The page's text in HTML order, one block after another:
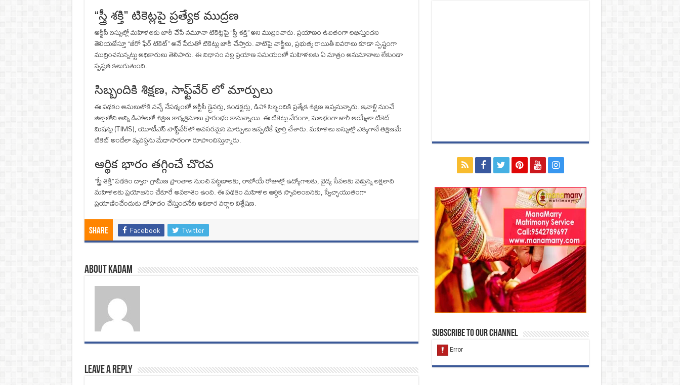
“స్త్రీ శక్తి” టికెట్లపై ప్రత్యేక ముద్రణ
ఆర్టీసీ బస్సుల్లో మహిళలకు జారీ చేసే నమూనా టికెట్లపై “స్త్రీ శక్తి” అని ముద్రించారు. ప్రయాణం ఉచితంగా లభిస్తుందని
తెలియజేస్తూ “జీరో ఫేర్ టికెట్” అనే పేరుతో టికెట్లు జారీ చేస్తారు. వాటిపై చార్జీలు, ప్రభుత్వ రాయితీ వివరాలు కూడా స్పష్టంగా
ముద్రించనున్నట్టు అధికారులు తెలిపారు. ఈ విధానం వల్ల ప్రయాణ సమయంలో మహిళలకు ఏ మాత్రం అనుమానాలు లేకుండా
స్పష్టత కలుగుతుంది.
సిబ్బందికి శిక్షణ, సాఫ్ట్‌వేర్ లో మార్పులు
ఈ పథకం అమలులోకి వచ్చే నేపథ్యంలో ఆర్టీసీ డ్రైవర్లు, కండక్టర్లు, డిపో సిబ్బందికి ప్రత్యేక శిక్షణ ఇవ్వనున్నారు. ఇవాళ్టి నుంచే
జిల్లాలోని అన్ని డిపోలలో శిక్షణ కార్యక్రమాలు ప్రారంభం కానున్నాయి. ఈ టికెట్లు వేగంగా, సులభంగా జారీ అయ్యేలా టికెట్
మిషన్లు (TIMS), యూటీఎస్ సాఫ్ట్‌వేర్‌లో అవసరమైన మార్పులు ఇప్పటికే పూర్తి చేశారు. మహిళలు బస్సుల్లో ఎక్కగానే తక్షణమే
టికెట్ అందేలా వ్యవస్థను మేధాసారంగా రూపొందిస్తున్నారు.
ఆర్థిక భారం తగ్గించే చొరవ
“స్త్రీ శక్తి” పథకం ద్వారా గ్రామీణ ప్రాంతాల నుంచి పట్టణాలకు, రాబోయే రోజుల్లో ఉద్యోగాలకు, వైద్య సేవలకు వెళ్తున్న లక్షలాది
మహిళలకు ప్రయోజనం చేకూరే అవకాశం ఉంది. ఈ పథకం మహిళల ఆర్థిక స్వావలంబనకు, స్వేచ్ఛాయుతంగా
ప్రయాణించేందుకు దోహదం చేస్తుందనేది అధికార వర్గాల విశ్లేషణ.
Share Facebook Twitter
About Kadam
Leave a Reply
Subscribe to our Channel